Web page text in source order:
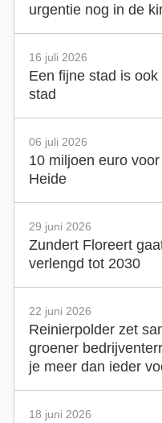
urgentie nog in de
16 juli 2026
Een fijne stad is
stad
06 juli 2026
10 miljoen euro
Heide
29 juni 2026
Zundert Floreert
verlengd tot 2030
22 juni 2026
Reinierpolder zet
groener
je meer dan ieder
18 juni 2026